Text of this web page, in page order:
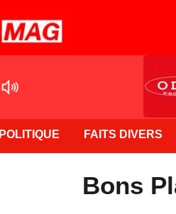
POLITIQUE FAITS DIVERS
Bons